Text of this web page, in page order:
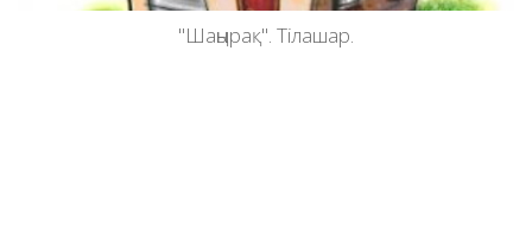
"Шаңырақ". Тілашар.